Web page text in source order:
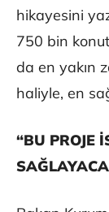
hikayesini
750 bin
da en yakın
haliyle, en
“BU PROJE